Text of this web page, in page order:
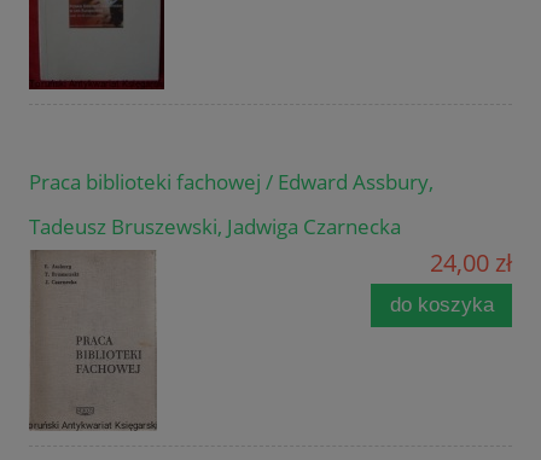
Praca biblioteki fachowej / Edward Assbury,
Tadeusz Bruszewski, Jadwiga Czarnecka
24,00 zł
do koszyka